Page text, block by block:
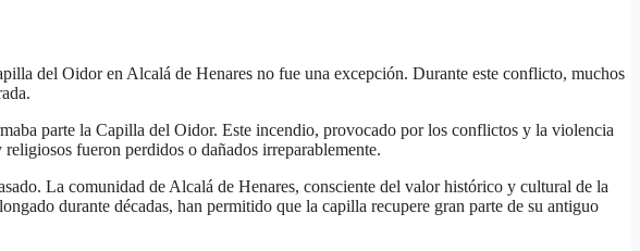
del Oidor en Alcalá de Henares no fue una excepción. Durante este conflicto, muchos
parte la Capilla del Oidor. Este incendio, provocado por los conflictos y la violencia
fueron perdidos o dañados irreparablemente.
La comunidad de Alcalá de Henares, consciente del valor histórico y cultural de la
durante décadas, han permitido que la capilla recupere gran parte de su antiguo